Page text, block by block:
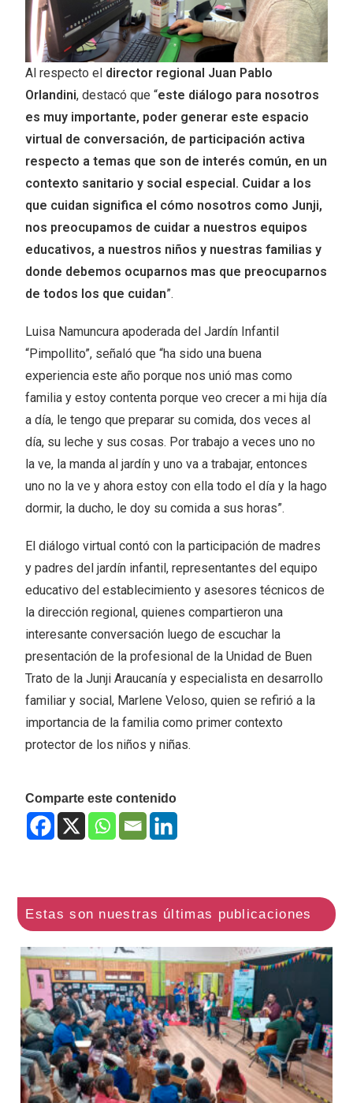
Al respecto el director regional Juan Pablo
Orlandini, destacó que “este diálogo para nosotros
es muy importante, poder generar este espacio
virtual de conversación, de participación activa
respecto a temas que son de interés común, en un
contexto sanitario y social especial. Cuidar a los
que cuidan significa el cómo nosotros como Junji,
nos preocupamos de cuidar a nuestros equipos
educativos, a nuestros niños y nuestras familias y
donde debemos ocuparnos mas que preocuparnos
de todos los que cuidan”.
Luisa Namuncura apoderada del Jardín Infantil
“Pimpollito”, señaló que “ha sido una buena
experiencia este año porque nos unió mas como
familia y estoy contenta porque veo crecer a mi hija día
a día, le tengo que preparar su comida, dos veces al
día, su leche y sus cosas. Por trabajo a veces uno no
la ve, la manda al jardín y uno va a trabajar, entonces
uno no la ve y ahora estoy con ella todo el día y la hago
dormir, la ducho, le doy su comida a sus horas”.
El diálogo virtual contó con la participación de madres
y padres del jardín infantil, representantes del equipo
educativo del establecimiento y asesores técnicos de
la dirección regional, quienes compartieron una
interesante conversación luego de escuchar la
presentación de la profesional de la Unidad de Buen
Trato de la Junji Araucanía y especialista en desarrollo
familiar y social, Marlene Veloso, quien se refirió a la
importancia de la familia como primer contexto
protector de los niños y niñas.
Comparte este contenido